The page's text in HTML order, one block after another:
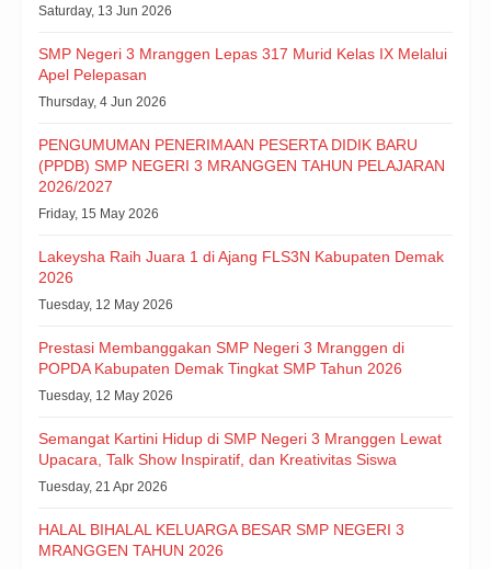
Saturday, 13 Jun 2026
SMP Negeri 3 Mranggen Lepas 317 Murid Kelas IX Melalui
Apel Pelepasan
Thursday, 4 Jun 2026
PENGUMUMAN PENERIMAAN PESERTA DIDIK BARU
(PPDB) SMP NEGERI 3 MRANGGEN TAHUN PELAJARAN
2026/2027
Friday, 15 May 2026
Lakeysha Raih Juara 1 di Ajang FLS3N Kabupaten Demak
2026
Tuesday, 12 May 2026
Prestasi Membanggakan SMP Negeri 3 Mranggen di
POPDA Kabupaten Demak Tingkat SMP Tahun 2026
Tuesday, 12 May 2026
Semangat Kartini Hidup di SMP Negeri 3 Mranggen Lewat
Upacara, Talk Show Inspiratif, dan Kreativitas Siswa
Tuesday, 21 Apr 2026
HALAL BIHALAL KELUARGA BESAR SMP NEGERI 3
MRANGGEN TAHUN 2026